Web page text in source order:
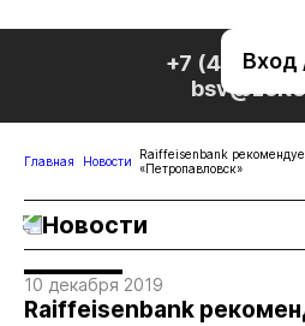
Вход
+7 (495)
Главная Новости
Raiffeisenbank
«Петропавловск»
Новости
10 декабря 2019
Raiffeisenbank